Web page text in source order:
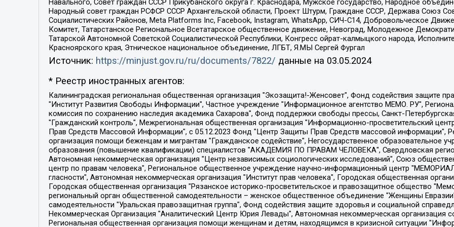
Навального, Совет граждан СССР Прикубанского округа г. Краснодара, Мужское государство, Народное
Народный совет граждан РСФСР СССР Архангельской области, Проект Штурм, Граждане СССР, Держава Союз
Социалистических Районов, Meta Platforms Inc, Facebook, Instagram, WhatsApp, СИЧ-С14, Добровольческое
Комитет, Татарстанское Региональное Всетатарское общественное движение, Невоград, Молодежное
Татарской Автономной Советской Социалистической Республики, Конгресс ойрат-калмыцкого народа,
Красноярского края, Этническое национальное объединение, ЛГБТ, Я.МЫ Сергей Фургал
Источник: https://minjust.gov.ru/ru/documents/7822/ данные на 03.05.2024
* Реестр иностранных агентов:
Калининградская региональная общественная организация "Экозащита!-Женсовет", Фонд содействия защите прав и свобод граждан "Общественный вердикт", Фонд "Институт Развития Свободы Информации", Частное учреждение "Информационное агентство МЕМО. РУ", Региональная общественная организация "Общественная комиссия по сохранению наследия академика Сахарова", Фонд поддержки свободы прессы, Санкт-Петербургская общественная правозащитная организация "Гражданский контроль", Межрегиональная общественная организация "Информационно-просветительский центр "Мемориал", Региональный Фонд "Центр Защиты Прав Средств Массовой Информации", с 05.12.2023 Фонд "Центр Защиты Прав Средств массовой информации", Региональная общественная благотворительная организация помощи беженцам и мигрантам "Гражданское содействие", Негосударственное образовательное учреждение дополнительного профессионального образования (повышение квалификации) специалистов "АКАДЕМИЯ ПО ПРАВАМ ЧЕЛОВЕКА", Свердловская региональная общественная организация "Сутяжник", Автономная некоммерческая организация "Центр независимых социологических исследований", Союз общественных объединений "Российский исследовательский центр по правам человека", Региональное общественное учреждение научно-информационный центр "МЕМОРИАЛ", Некоммерческая организация "Фонд защиты гласности", Автономная некоммерческая организация "Институт прав человека", Городская общественная организация "Екатеринбургское общество "МЕМОРИАЛ", Городская общественная организация "Рязанское историко-просветительское и правозащитное общество "Мемориал" (Рязанский Мемориал), Челябинский региональный орган общественной самодеятельности – женское общественное объединение "Женщины Евразии", Челябинский региональный орган общественной самодеятельности "Уральская правозащитная группа", Фонд содействия защите здоровья и социальной справедливости имени Андрея Рылькова, Автономная Некоммерческая Организация "Аналитический Центр Юрия Левады", Автономная некоммерческая организация социальной поддержки населения "Проект Апрель", Региональная общественная организация помощи женщинам и детям, находящимся в кризисной ситуации "Информационно-методический центр "Анна", Фонд содействия развитию массовых коммуникаций и правовому просвещению "Так-так-Так", Фонд содействия устойчивому развитию "Серебряная тайга", Свердловский региональный общественный фонд социальных проектов "Новое время", "Idel.Реалии", Кавказ.Реалии, Крым.Реалии, Телеканал Настоящее Время, Татаро-башкирская служба Радио Свобода (Azatliq Radiosi), Радио Свободная Европа/Радио Свобода (PCE/PC), "Сибирь.Реалии", "Фактограф", Благотворительный фонд помощи осужденным и их семьям, Автономная некоммерческая организация "Институт глобализации и социальных движений", Фонд "В защиту прав заключенных", Частное учреждение "Центр поддержки и содействия развитию средств массовой информации", Пензенский региональный общественный благотворительный фонд "Гражданский союз", "Север.Реалии", Некоммерческая организация Фонд "Правовая инициатива", Общество с ограниченной ответственностью "Радио Свободная Европа/Радио Свобода", Чешское информационное агентство "MEDIUM-ORIENT", Красноярская региональная общественная организация "Мы против СПИДа", Камалягин Денис Николаевич, Маркелов Сергей Евгеньевич, Пономарев Лев Александрович, Савицкая Людмила Алексеевна, Автономная некоммерческая организация "Центр по работе с проблемой насилия "НАСИЛИЮ.НЕТ", Межрегиональный профессиональный союз работников здравоохранения "Альянс врачей", Юридическое лицо, зарегистрированное в Латвийской Республике, SIA "Medusa Project" (регистрационный номер 40103797863, дата регистрации 10.06.2014), Некоммерческая организация "Фонд по борьбе с коррупцией", Автономная некоммерческая организация "Институт права и публичной политики", Баданин Роман Сергеевич, Гликин Максим Александрович, Железнова Мария Михайловна, Лукьянова Юлия Сергеевна, Маетная Елизавета Витальевна, Маняхин Петр Борисович, Чуракова Ольга Владимировна, Ярош Юлия Петровна, Юридическое лицо "The Insider SIA", зарегистрированное в Риге, Латвийская Республика (дата регистрации 26.06.2015), являющееся администратором доменного имени интернет-издания "The Insider SIA", https://theins.ru, Постернак Алексей Евгеньевич, Рубин Михаил Аркадьевич, Анин Роман Александрович, Юридическое лицо Istories fonds, зарегистрированное в Латвийской Республике (регистрационный номер 50008295751, дата регистрации 24.02.2020), Великовский Дмитрий Александрович, Долинина Ирина Николаевна, Мароховская Алеся Алексеевна, Шлейнов Роман Юрьевич, Шмагун Олеся Валентиновна, Общество с ограниченной ответственностью "Альтаир 2021", Общество с ограниченной ответственностью "Вега 2021", Общество с ограниченной ответственностью "Главный редактор 2021", Общество с ограниченной ответственностью "Ромашки монолит", Важенков Артем Валерьевич, Ивановская областная общественная организация "Центр гендерных исследований", Гурман Юрий Альбертович, Медиапроект "ОВД-Инфо", Егоров Владимир Владимирович, Жилинский Владимир Александрович, Общество с ограниченной ответственностью "ЗП", Иванова София Юрьевна, Карезина Инна Павловна, Кильтау Екатерина Викторовна, Петров Алексей Викторович, Пискунов Сергей Евгеньевич, Смирнов Сергей Сергеевич, Тихонов Михаил Сергеевич, Общество с ограниченной ответственностью "ЖУРНАЛИСТ-ИНОСТРАННЫЙ АГЕНТ", Арапова Галина Юрьевна, Вольтская Татьяна Анатольевна, Американская компания "Mason G.E.S. Anonymous Foundation" (США), являющаяся владельцем интернет-издания https://mnews.world/, Компания "Stichting Bellingcat", зарегистрированная в Нидерландах (дата регистрации 11.07.2018), Захаров Андрей Вячеславович, Клепиковская Екатерина Дмитриевна, Общество с ограниченной ответственностью "МЕМО", Перл Роман Александрович, Симонов Евгений Алексеевич, Соловьева Елена Анатольевна, Сотников Даниил Владимирович, Сурначева Елизавета Дмитриевна, Автономная некоммерческая организация по защите прав человека и информированию населения "Якутия – Наше Мнение", Общество с ограниченной ответственностью "Москоу диджитал медиа", с 26.01.2023 Общество с ограниченной ответственностью "Чайка Белые сады", Ветошкина Валерия Валерьевна, Заговора Максим Александрович, Межрегиональное общественное движение "Российская ЛГБТ - сеть", Оленичев Максим Владимирович, Павлов Иван Юрьевич, Скворцова Елена Сергеевна, Общество с ограниченной ответственностью "Как бы инагент", Кочетков Игорь Викторович, Общество с ограниченной ответственностью "Честные выборы", Еланчик Олег Александрович, Общество с ограниченной ответственностью "Нобелевский призыв", Гималова Регина Эмилевна, Григорьев Андрей Валерьевич, Григорьева Алина Александровна, Ассоциация по содействию защите прав призывников, альтернативнослужащих и военнослужащих "Правозащитная группа